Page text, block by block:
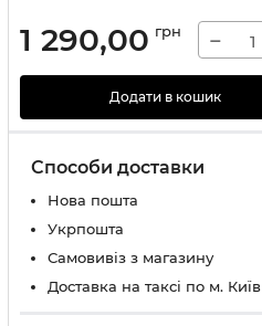
1 290,00 грн −
Додати в кошик
Способи доставки
Нова пошта
Укрпошта
Самовивіз з магазину
Доставка на таксі по м. Київ